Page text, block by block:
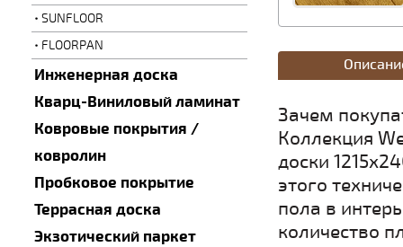
SUNFLOOR
FLOORPAN
Инженерная доска
Кварц-Виниловый ламинат
Ковровые покрытия /
ковролин
Пробковое покрытие
Террасная доска
Экзотический паркет
Зачем
Коллекция
доски
этого
пола в
количество